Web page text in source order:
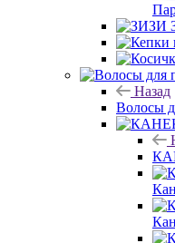
Назад
Волосы